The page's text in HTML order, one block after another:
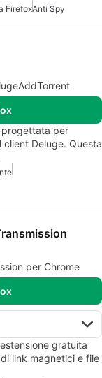
FirefoxAnti Spy
progettata per
Deluge. Questa
per Chrome
gratuita
link magnetici e file